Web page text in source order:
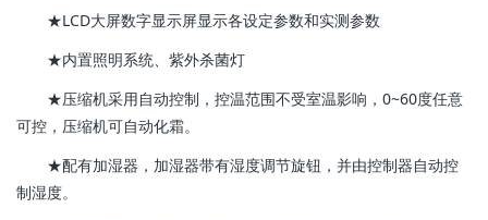
★LCD大屏数字显示屏显示各设定参数和实测参数
★内置照明系统、紫外杀菌灯
★压缩机采用自动控制，控温范围不受室温影响，0~60度任意
可控，压缩机可自动化霜。
★配有加湿器，加湿器带有湿度调节旋钮，并由控制器自动控
制湿度。